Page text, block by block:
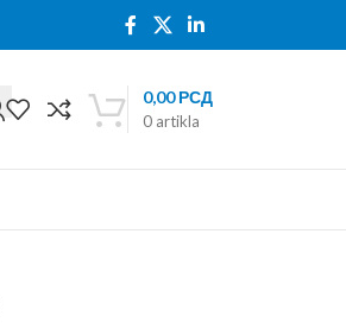
0 artikla
0,00РСД